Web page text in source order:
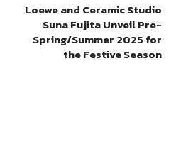
Loewe and Ceramic Studio
Suna Fujita Unveil Pre-
Spring/Summer 2025 for
the Festive Season